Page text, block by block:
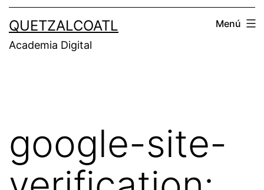
QUETZALCOATL
Academia Digital
Menú
google-site-